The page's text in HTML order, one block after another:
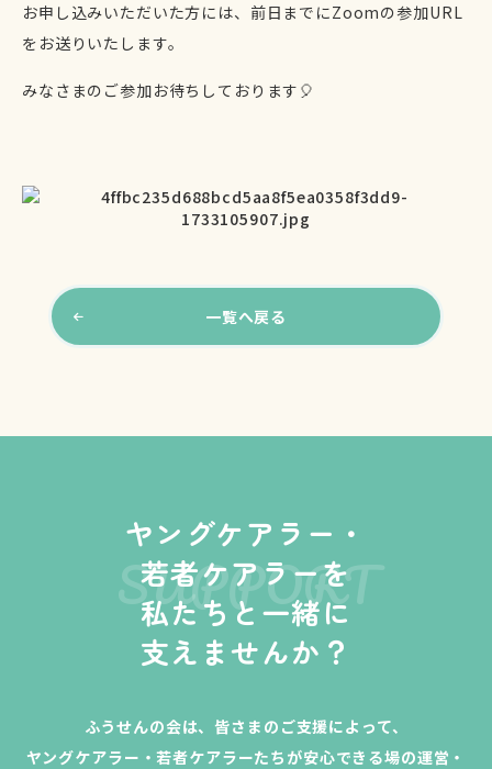
お申し込みいただいた方には、前日までにZoomの参加URL
をお送りいたします。
みなさまのご参加お待ちしております🎈
一覧へ戻る
ヤングケアラー・
若者ケアラーを
私たちと一緒に
支えませんか？
SUPPORT
ふうせんの会は、皆さまのご支援によって、
ヤングケアラー・若者ケアラーたちが安心できる場の運営・